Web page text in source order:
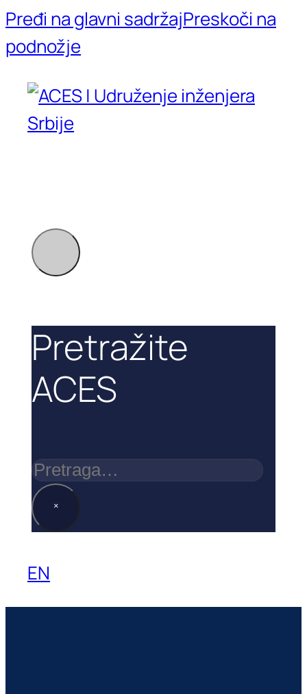
Pređi na glavni sadržajPreskoči na
podnožje
Pretražite
ACES
Pretraga
×
EN